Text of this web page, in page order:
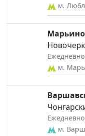
м.
Марьино
м.
м.